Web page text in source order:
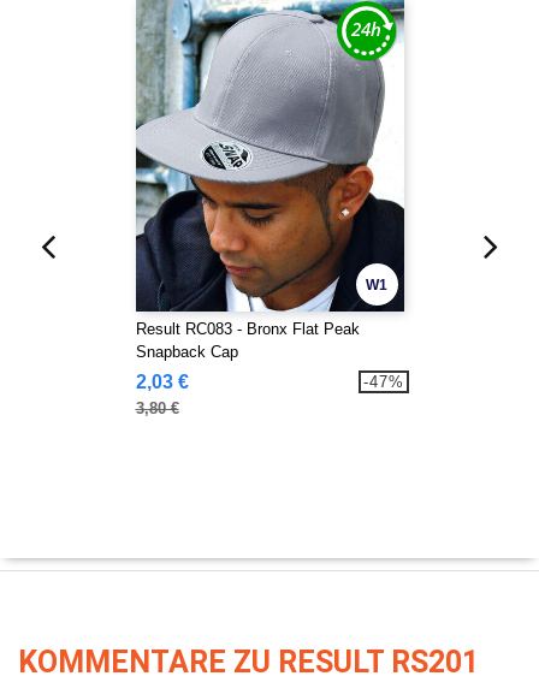
W1
Result RC083 - Bronx Flat Peak
Snapback Cap
2,03 €
3,80 €
-47%
KOMMENTARE ZU RESULT RS201